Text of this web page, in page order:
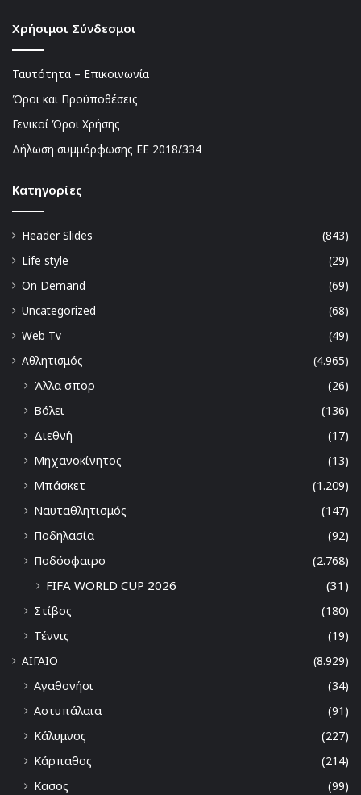
Χρήσιμοι Σύνδεσμοι
Ταυτότητα – Επικοινωνία
Όροι και Προϋποθέσεις
Γενικοί Όροι Χρήσης
Δήλωση συμμόρφωσης ΕΕ 2018/334
Kατηγορίες
Header Slides
(843)
Life style
(29)
On Demand
(69)
Uncategorized
(68)
Web Tv
(49)
Αθλητισμός
(4.965)
Άλλα σπορ
(26)
Βόλει
(136)
Διεθνή
(17)
Μηχανοκίνητος
(13)
Μπάσκετ
(1.209)
Ναυταθλητισμός
(147)
Ποδηλασία
(92)
Ποδόσφαιρο
(2.768)
FIFA WORLD CUP 2026 (31)
Στίβος
(180)
Τέννις
(19)
ΑΙΓΑΙΟ
(8.929)
Αγαθονήσι
(34)
Αστυπάλαια
(91)
Κάλυμνος
(227)
Κάρπαθος
(214)
Κασος
(99)